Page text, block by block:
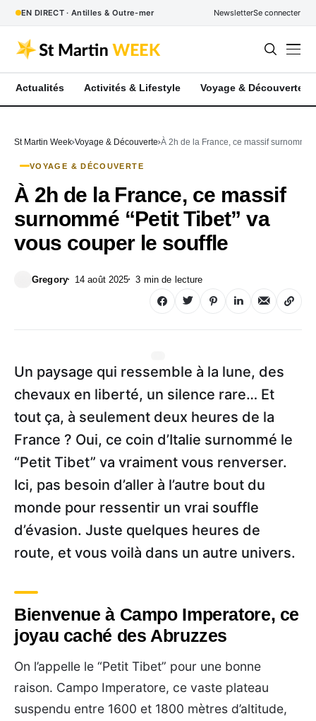
EN DIRECT · Antilles & Outre-mer NewsletterSe connecter
Actualités Activités & Lifestyle Voyage & Découverte
St Martin Week Voyage & Découverte À 2h de la France, ce massif surnommé
VOYAGE & DÉCOUVERTE
À 2h de la France, ce massif
surnommé “Petit Tibet” va
vous couper le souffle
Gregory 14 août 2025 3 min de lecture
Un paysage qui ressemble à la lune, des
chevaux en liberté, un silence rare… Et
tout ça, à seulement deux heures de la
France ? Oui, ce coin d’Italie surnommé le
“Petit Tibet” va vraiment vous renverser.
Ici, pas besoin d’aller à l’autre bout du
monde pour ressentir un vrai souffle
d’évasion. Juste quelques heures de
route, et vous voilà dans un autre univers.
Bienvenue à Campo Imperatore, ce
joyau caché des Abruzzes
On l’appelle le “Petit Tibet” pour une bonne
raison. Campo Imperatore, ce vaste plateau
suspendu entre 1600 et 1800 mètres d’altitude,